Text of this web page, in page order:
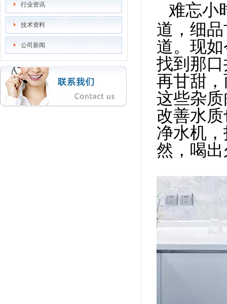
行业资讯
技术资料
公司新闻
难忘小
道，细
道。现
找到那
再甘甜
这些杂
改善水
净水机
然，喝